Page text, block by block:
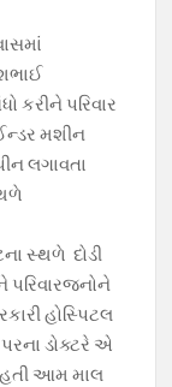
કરીને પરિવાર
મશીન
લગાવતા
સ્થળે દોડી
હોસ્પિટલ
ડોક્ટરે એ
હતી આમ માલ